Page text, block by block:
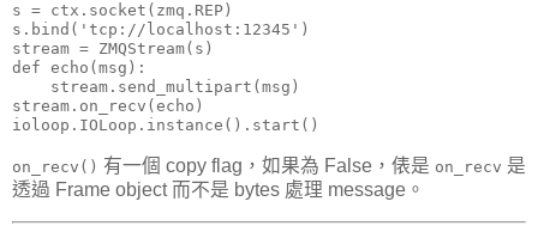
s = ctx.socket(zmq.REP)
s.bind('tcp://localhost:12345')
stream = ZMQStream(s)
def echo(msg):
    stream.send_multipart(msg)
stream.on_recv(echo)
ioloop.IOLoop.instance().start()
on_recv() 有一個 copy flag，如果為 False，俵是 on_recv 是
透過 Frame object 而不是 bytes 處理 message。